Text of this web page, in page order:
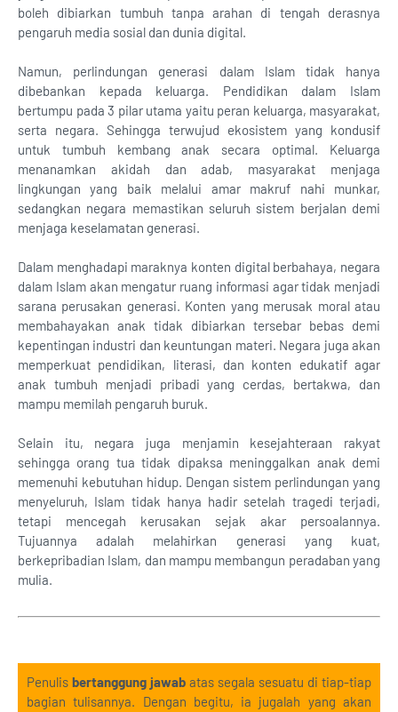
boleh dibiarkan tumbuh tanpa arahan di tengah derasnya
pengaruh media sosial dan dunia digital.
Namun, perlindungan generasi dalam Islam tidak hanya
dibebankan kepada keluarga. Pendidikan dalam Islam
bertumpu pada 3 pilar utama yaitu peran keluarga, masyarakat,
serta negara. Sehingga terwujud ekosistem yang kondusif
untuk tumbuh kembang anak secara optimal. Keluarga
menanamkan akidah dan adab, masyarakat menjaga
lingkungan yang baik melalui amar makruf nahi munkar,
sedangkan negara memastikan seluruh sistem berjalan demi
menjaga keselamatan generasi.
Dalam menghadapi maraknya konten digital berbahaya, negara
dalam Islam akan mengatur ruang informasi agar tidak menjadi
sarana perusakan generasi. Konten yang merusak moral atau
membahayakan anak tidak dibiarkan tersebar bebas demi
kepentingan industri dan keuntungan materi. Negara juga akan
memperkuat pendidikan, literasi, dan konten edukatif agar
anak tumbuh menjadi pribadi yang cerdas, bertakwa, dan
mampu memilah pengaruh buruk.
Selain itu, negara juga menjamin kesejahteraan rakyat
sehingga orang tua tidak dipaksa meninggalkan anak demi
memenuhi kebutuhan hidup. Dengan sistem perlindungan yang
menyeluruh, Islam tidak hanya hadir setelah tragedi terjadi,
tetapi mencegah kerusakan sejak akar persoalannya.
Tujuannya adalah melahirkan generasi yang kuat,
berkepribadian Islam, dan mampu membangun peradaban yang
mulia.
Penulis bertanggung jawab atas segala sesuatu di tiap-tiap
bagian tulisannya. Dengan begitu, ia jugalah yang akan